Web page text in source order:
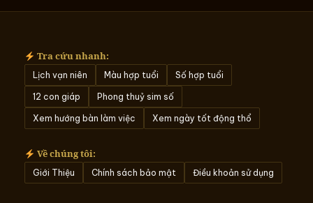
Tra cứu nhanh:
Lịch vạn niên Màu hợp tuổi Số hợp tuổi
12 con giáp Phong thuỷ sim số
Xem hướng bàn làm việc Xem ngày tốt động thổ
Về chúng tôi:
Giới Thiệu Chính sách bảo mật Điều khoản sử dụng